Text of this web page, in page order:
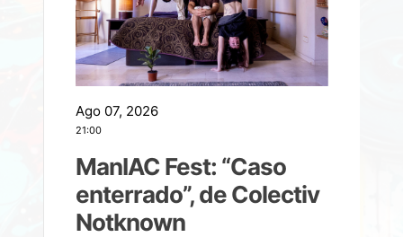
Ago 07, 2026
21:00
ManIAC Fest: “Caso
enterrado”, de Colectiv
Notknown